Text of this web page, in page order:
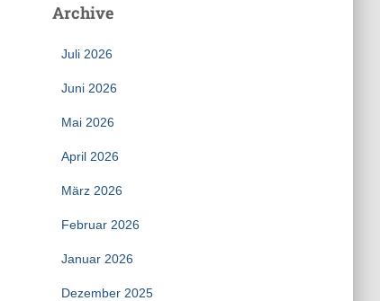
Archive
Juli 2026
Juni 2026
Mai 2026
April 2026
März 2026
Februar 2026
Januar 2026
Dezember 2025